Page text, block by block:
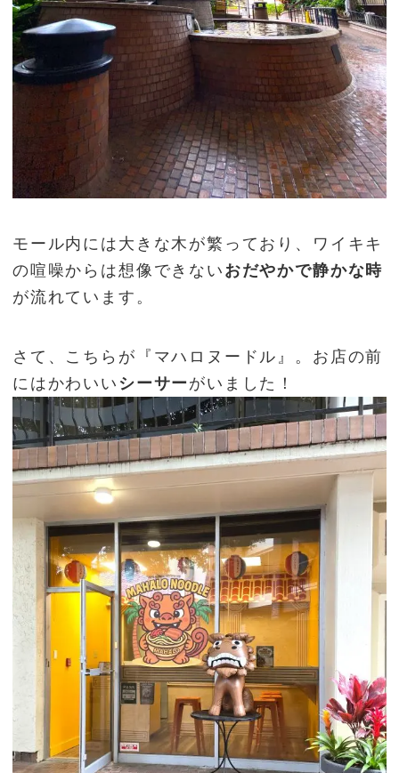
モール内には大きな木が繁っており、ワイキキ
の喧噪からは想像できない おだやかで静かな時
が流れています。
さて、こちらが『マハロヌードル』。お店の前
にはかわいい シーサーがいました！